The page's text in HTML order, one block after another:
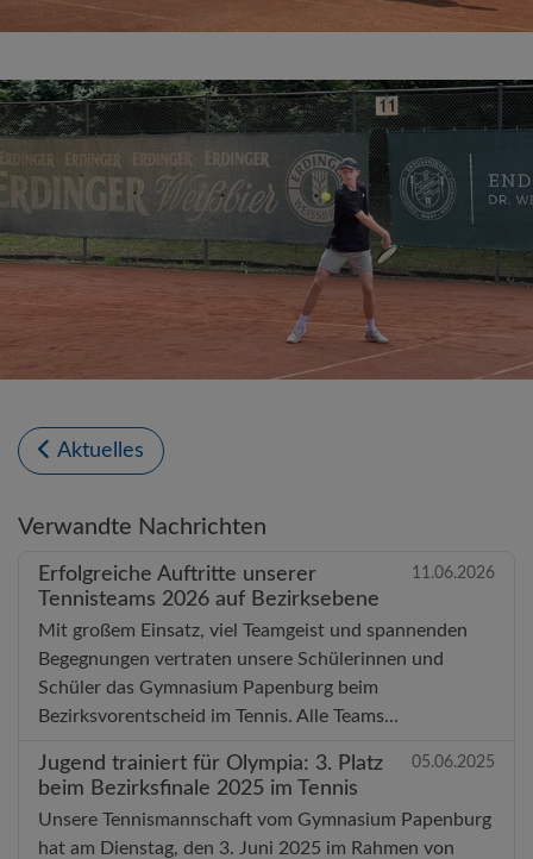
Aktuelles
Verwandte Nachrichten
Erfolgreiche Auftritte unserer
Tennisteams 2026 auf Bezirksebene
11.06.2026
Mit großem Einsatz, viel Teamgeist und spannenden
Begegnungen vertraten unsere Schülerinnen und
Schüler das Gymnasium Papenburg beim
Bezirksvorentscheid im Tennis. Alle Teams…
Jugend trainiert für Olympia: 3. Platz
beim Bezirksfinale 2025 im Tennis
05.06.2025
Unsere Tennismannschaft vom Gymnasium Papenburg
hat am Dienstag, den 3. Juni 2025 im Rahmen von